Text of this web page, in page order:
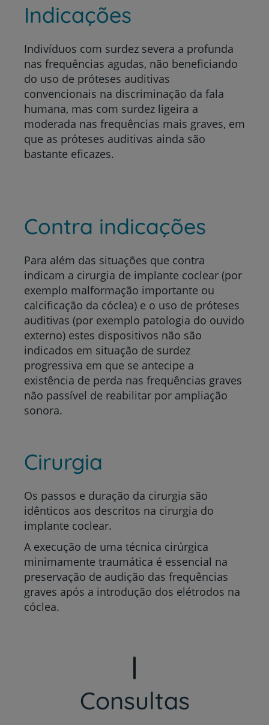
Indicações
Indivíduos com surdez severa a profunda
nas frequências agudas, não beneficiando
do uso de próteses auditivas
convencionais na discriminação da fala
humana, mas com surdez ligeira a
moderada nas frequências mais graves, em
que as próteses auditivas ainda são
bastante eficazes.
Contra indicações
Para além das situações que contra
indicam a cirurgia de implante coclear (por
exemplo malformação importante ou
calcificação da cóclea) e o uso de próteses
auditivas (por exemplo patologia do ouvido
externo) estes dispositivos não são
indicados em situação de surdez
progressiva em que se antecipe a
existência de perda nas frequências graves
não passível de reabilitar por ampliação
sonora.
Cirurgia
Os passos e duração da cirurgia são
idênticos aos descritos na cirurgia do
implante coclear.
A execução de uma técnica cirúrgica
minimamente traumática é essencial na
preservação de audição das frequências
graves após a introdução dos elétrodos na
cóclea.
Consultas